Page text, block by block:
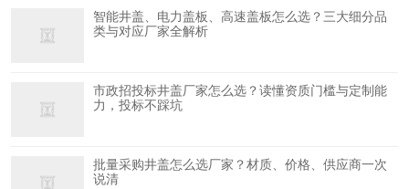
智能井盖、电力盖板、高速盖板怎么选？三大细分品
类与对应厂家全解析
市政招投标井盖厂家怎么选？读懂资质门槛与定制能
力，投标不踩坑
批量采购井盖怎么选厂家？材质、价格、供应商一次
说清